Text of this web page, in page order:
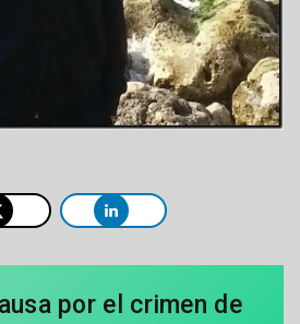
por el crimen de